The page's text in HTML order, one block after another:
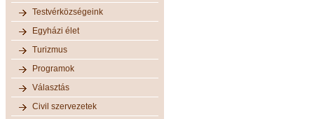
Testvérközségeink
Egyházi élet
Turizmus
Programok
Választás
Civil szervezetek